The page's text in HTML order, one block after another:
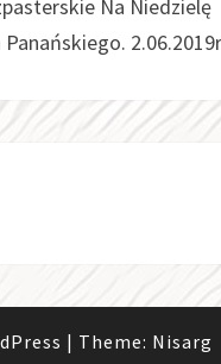
Na Niedzielę
| Theme: Nisarg